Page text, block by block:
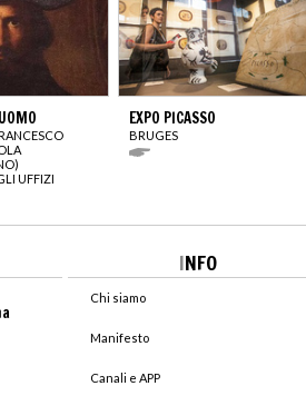
UFFIZI
EXPO PICASSO
BRUGES
INFO
Chi siamo
Manifesto
Canali e APP